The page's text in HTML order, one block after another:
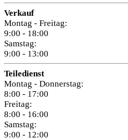
Verkauf
Montag - Freitag:
9:00 - 18:00
Samstag:
9:00 - 13:00
Teiledienst
Montag - Donnerstag:
8:00 - 17:00
Freitag:
8:00 - 16:00
Samstag:
9:00 - 12:00